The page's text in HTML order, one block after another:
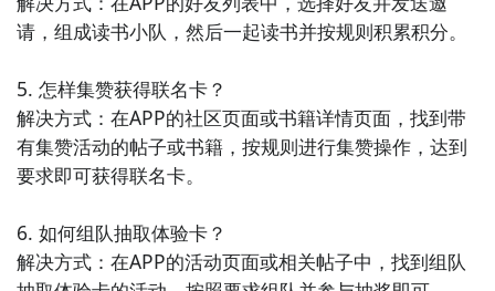
请，组成读书小队，然后一起读书并按规则积累积分。
5. 怎样集赞获得联名卡？
解决方式：在APP的社区页面或书籍详情页面，找到带
有集赞活动的帖子或书籍，按规则进行集赞操作，达到
要求即可获得联名卡。
6. 如何组队抽取体验卡？
解决方式：在APP的活动页面或相关帖子中，找到组队